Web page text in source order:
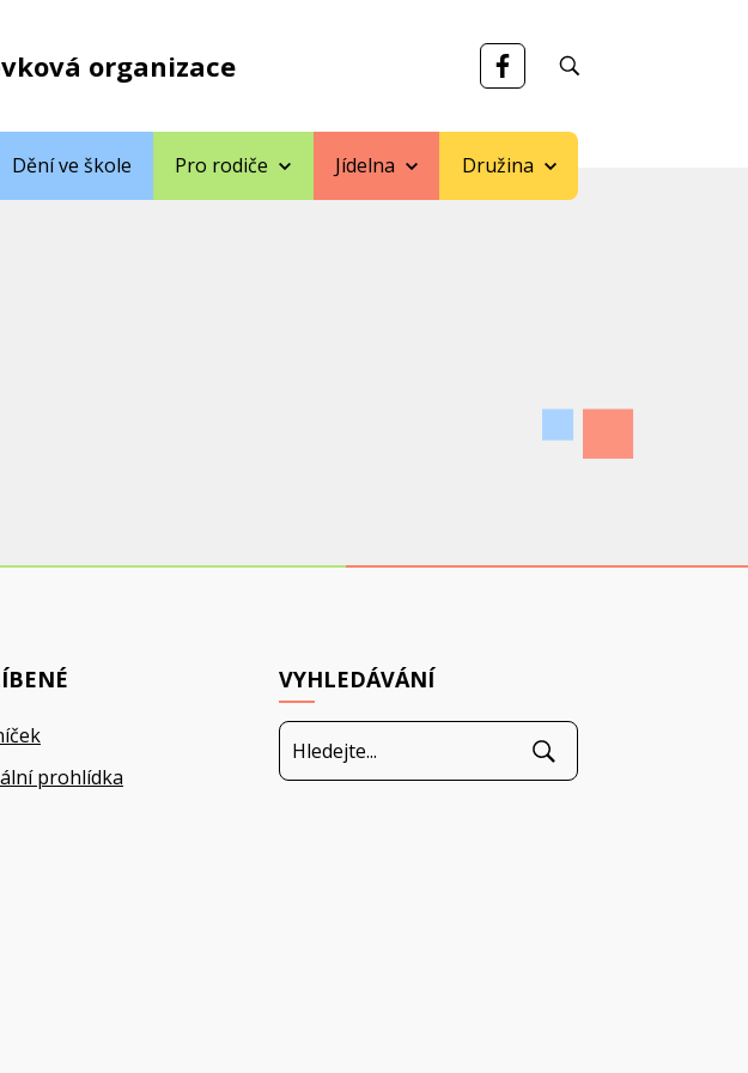
organizace
Dění ve škole Pro rodiče Jídelna Družina
prohlídka
VYHLEDÁVÁNÍ